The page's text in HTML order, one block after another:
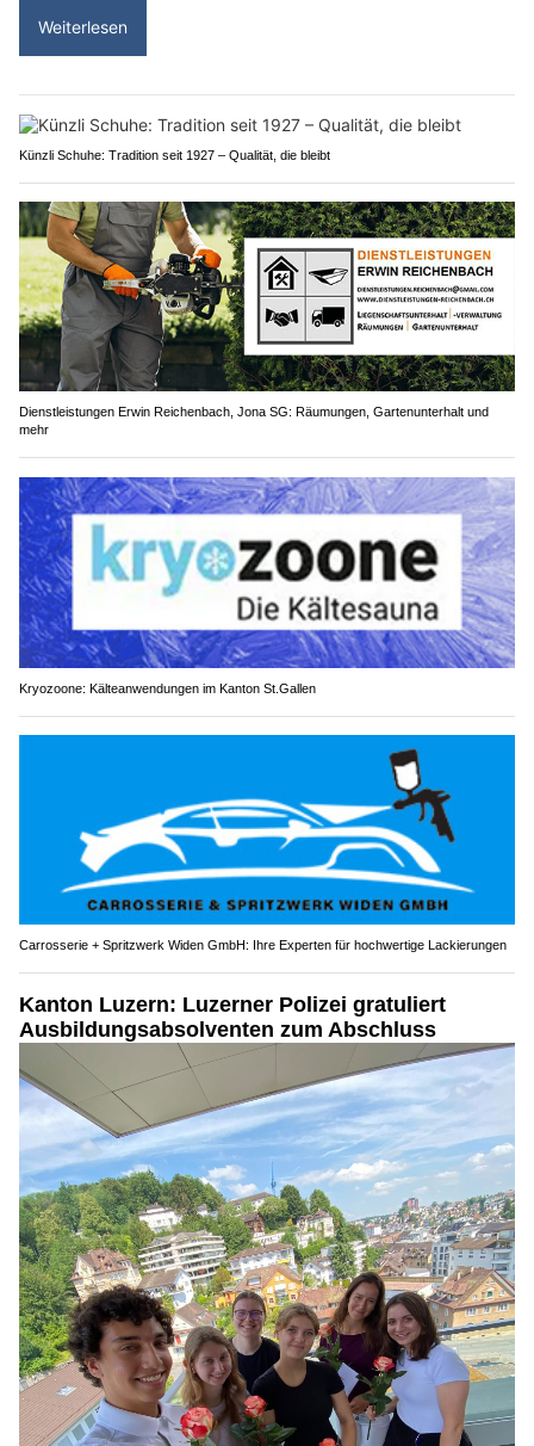
Weiterlesen
Künzli Schuhe: Tradition seit 1927 – Qualität, die bleibt
Dienstleistungen Erwin Reichenbach, Jona SG: Räumungen, Gartenunterhalt und
mehr
Kryozoone: Kälteanwendungen im Kanton St.Gallen
Carrosserie + Spritzwerk Widen GmbH: Ihre Experten für hochwertige Lackierungen
Kanton Luzern: Luzerner Polizei gratuliert
Ausbildungsabsolventen zum Abschluss